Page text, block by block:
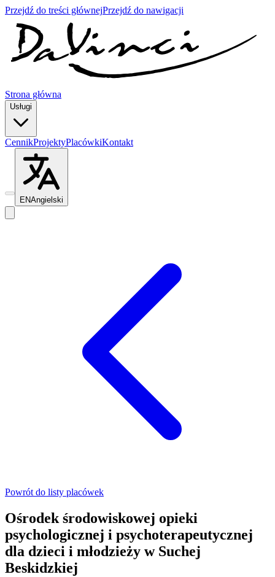
Przejdź do treści głównejPrzejdź do nawigacji
Strona główna
Usługi
CennikProjektyPlacówkiKontakt
ENAngielski
Powrót do listy placówek
Ośrodek środowiskowej opieki
psychologicznej i psychoterapeutycznej
dla dzieci i młodzieży w Suchej
Beskidzkiej